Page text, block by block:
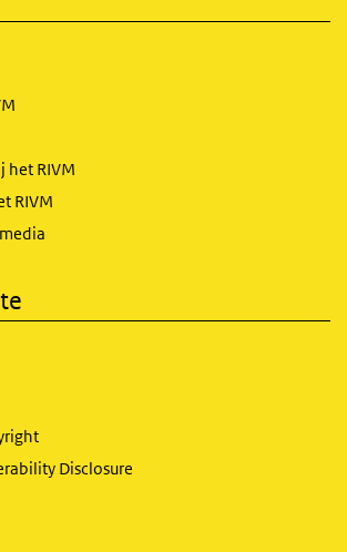
het RIVM
RIVM
Disclosure